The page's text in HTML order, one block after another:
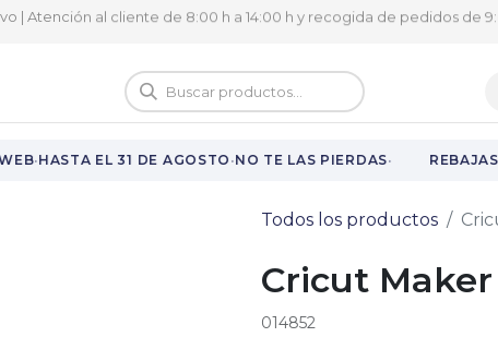
| Atención al cliente de 8:00 h a 14:00 h y recogida de pedidos de
Vuelta al cole
·HASTA EL 31 DE AGOSTO·NO TE LAS PIERDAS· REBAJAS
Todos los productos
Cricut Maker
014852